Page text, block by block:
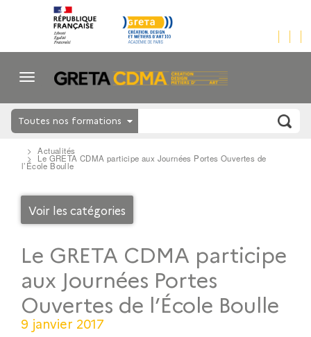
Toutes nos formations
Actualités
Le GRETA CDMA participe aux Journées Portes Ouvertes de
l’École Boulle
Voir les catégories
Le GRETA CDMA participe
aux Journées Portes
Ouvertes de l’École Boulle
9 janvier 2017